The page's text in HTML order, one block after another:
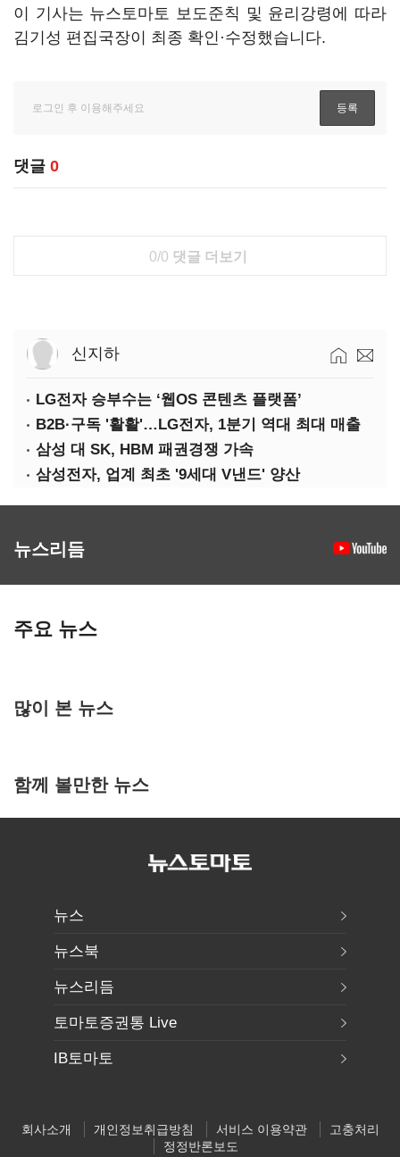
이 기사는 뉴스토마토 보도준칙 및 윤리강령에 따라
김기성 편집국장이 최종 확인·수정했습니다.
댓글 0
0/0 댓글 더보기
신지하
LG전자 승부수는 ‘웹OS 콘텐츠 플랫폼’
B2B·구독 '활활'…LG전자, 1분기 역대 최대 매출
삼성 대 SK, HBM 패권경쟁 가속
삼성전자, 업계 최초 '9세대 V낸드' 양산
뉴스리듬
주요 뉴스
많이 본 뉴스
함께 볼만한 뉴스
뉴스
뉴스북
뉴스리듬
토마토증권통 Live
IB토마토
회사소개 개인정보취급방침 서비스 이용약관
고충처리
정정반론보도